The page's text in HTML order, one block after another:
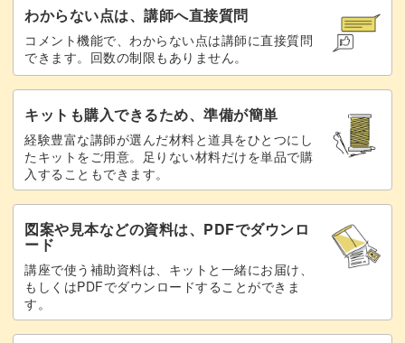
よ。
人気のハートモチーフは、カラーの好みも人それぞれ。
ベースを変えてみたり、グリッターの色を変えるだけでバ
リエーションが出るのもこのデザインの魅力です♪
立体感がある分、仕上げのコーティングにも気を配るのが
大切。
わからない点は、講師へ直接質問
コメント機能で、わからない点は講師に直接質問
できます。回数の制限もありません。
キットも購入できるため、準備が簡単
経験豊富な講師が選んだ材料と道具をひとつにし
たキットをご用意。足りない材料だけを単品で購
入することもできます。
図案や見本などの資料は、PDFでダウンロ
ード
講座で使う補助資料は、キットと一緒にお届け、
もしくはPDFでダウンロードすることができま
す。